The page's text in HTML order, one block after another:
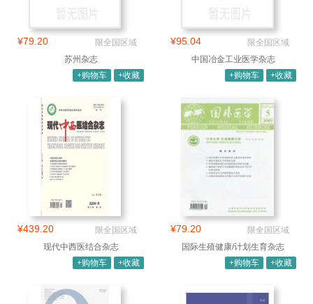
¥79.20
限全国区域
苏州杂志
+购物车
+收藏
¥95.04
限全国区域
中国冶金工业医学杂志
+购物车
+收藏
¥439.20
限全国区域
现代中西医结合杂志
+购物车
+收藏
¥79.20
限全国区域
国际生殖健康/计划生育杂志
+购物车
+收藏